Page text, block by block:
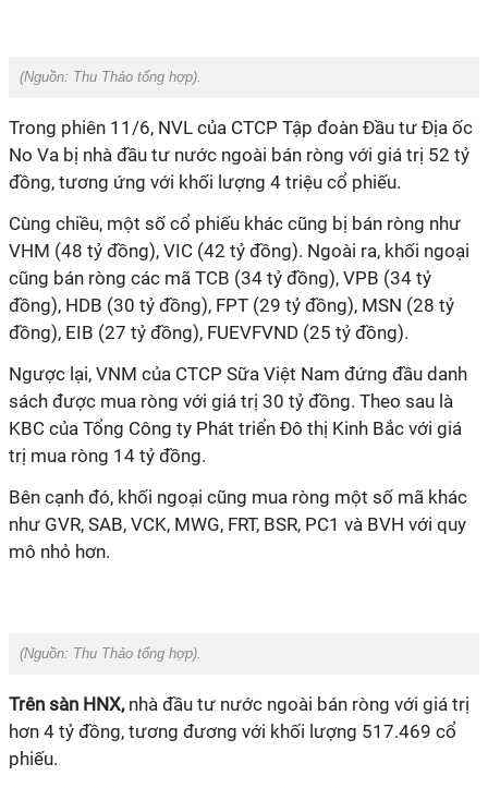
(Nguồn: Thu Thảo tổng hợp).
Trong phiên 11/6, NVL của CTCP Tập đoàn Đầu tư Địa ốc
No Va bị nhà đầu tư nước ngoài bán ròng với giá trị 52 tỷ
đồng, tương ứng với khối lượng 4 triệu cổ phiếu.
Cùng chiều, một số cổ phiếu khác cũng bị bán ròng như
VHM (48 tỷ đồng), VIC (42 tỷ đồng). Ngoài ra, khối ngoại
cũng bán ròng các mã TCB (34 tỷ đồng), VPB (34 tỷ
đồng), HDB (30 tỷ đồng), FPT (29 tỷ đồng), MSN (28 tỷ
đồng), EIB (27 tỷ đồng), FUEVFVND (25 tỷ đồng).
Ngược lại, VNM của CTCP Sữa Việt Nam đứng đầu danh
sách được mua ròng với giá trị 30 tỷ đồng. Theo sau là
KBC của Tổng Công ty Phát triển Đô thị Kinh Bắc với giá
trị mua ròng 14 tỷ đồng.
Bên cạnh đó, khối ngoại cũng mua ròng một số mã khác
như GVR, SAB, VCK, MWG, FRT, BSR, PC1 và BVH với quy
mô nhỏ hơn.
(Nguồn: Thu Thảo tổng hợp).
Trên sàn HNX,nhà đầu tư nước ngoài bán ròng với giá trị
hơn 4 tỷ đồng, tương đương với khối lượng 517.469 cổ
phiếu.